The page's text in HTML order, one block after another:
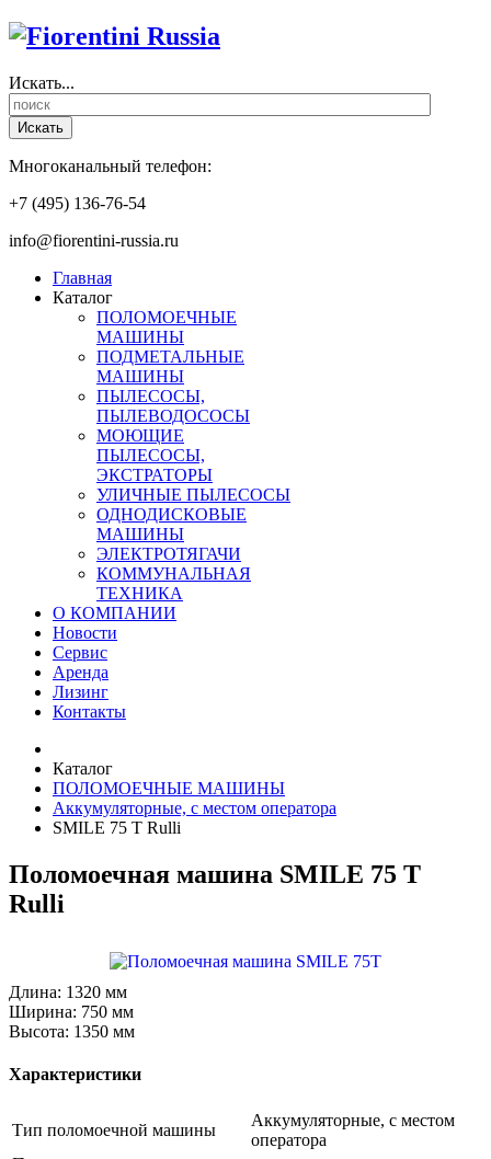
Искать...
Искать
Многоканальный телефон:
+7 (495) 136-76-54
info@fiorentini-russia.ru
Главная
Каталог
ПОЛОМОЕЧНЫЕ
МАШИНЫ
ПОДМЕТАЛЬНЫЕ
МАШИНЫ
ПЫЛЕСОСЫ,
ПЫЛЕВОДОСОСЫ
МОЮЩИЕ
ПЫЛЕСОСЫ,
ЭКСТРАТОРЫ
УЛИЧНЫЕ ПЫЛЕСОСЫ
ОДНОДИСКОВЫЕ
МАШИНЫ
ЭЛЕКТРОТЯГАЧИ
КОММУНАЛЬНАЯ
ТЕХНИКА
О КОМПАНИИ
Новости
Сервис
Аренда
Лизинг
Контакты
Каталог
ПОЛОМОЕЧНЫЕ МАШИНЫ
Аккумуляторные, с местом оператора
SMILE 75 T Rulli
Поломоечная машина SMILE 75 T
Rulli
Длина: 1320 мм
Ширина: 750 мм
Высота: 1350 мм
Характеристики
Тип поломоечной машины
Аккумуляторные, с местом
оператора